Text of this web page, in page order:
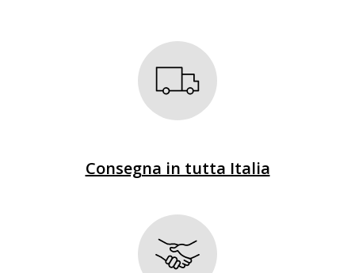
Consegna in tutta Italia